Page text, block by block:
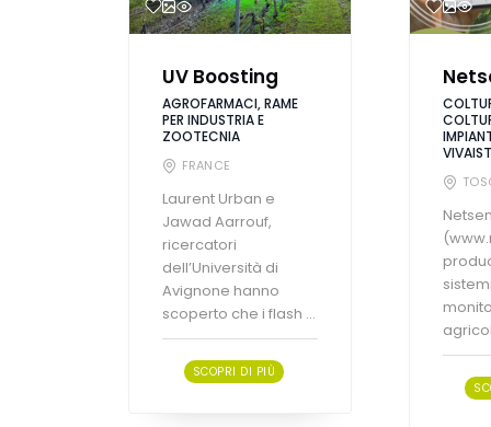
UV Boosting
AGROFARMACI, RAME
PER INDUSTRIA E
ZOOTECNIA
FRANCE
Laurent Urban e
Jawad Aarrouf,
ricercatori
dell’Università di
Avignone hanno
scoperto che i flash ...
SCOPRI DI PIÙ